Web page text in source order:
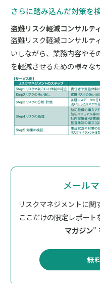
さらに踏み込んだ対策を
盗難リスク軽減コンサルテ
盗難リスク軽減コンサルテ
いしながら、業務内容やそ
を軽減させるための様々な
メール
リスクマネジメントに関
ここだけの限定レポート
マガジン"
無